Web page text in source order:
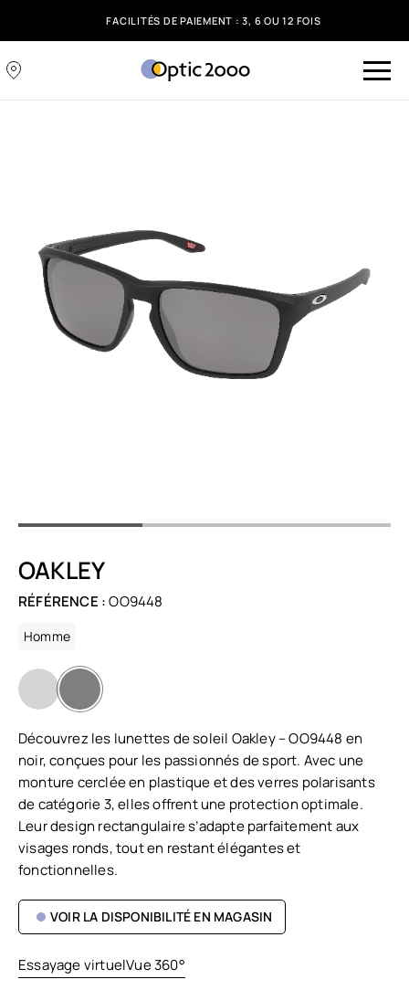
FACILITÉS DE PAIEMENT : 3, 6 OU 12 FOIS
OAKLEY
RÉFÉRENCE :OO9448
Homme
Découvrez les lunettes de soleil Oakley – OO9448 en
noir, conçues pour les passionnés de sport. Avec une
monture cerclée en plastique et des verres polarisants
de catégorie 3, elles offrent une protection optimale.
Leur design rectangulaire s’adapte parfaitement aux
visages ronds, tout en restant élégantes et
fonctionnelles.
VOIR LA DISPONIBILITÉ EN MAGASIN
Essayage virtuelVue 360°